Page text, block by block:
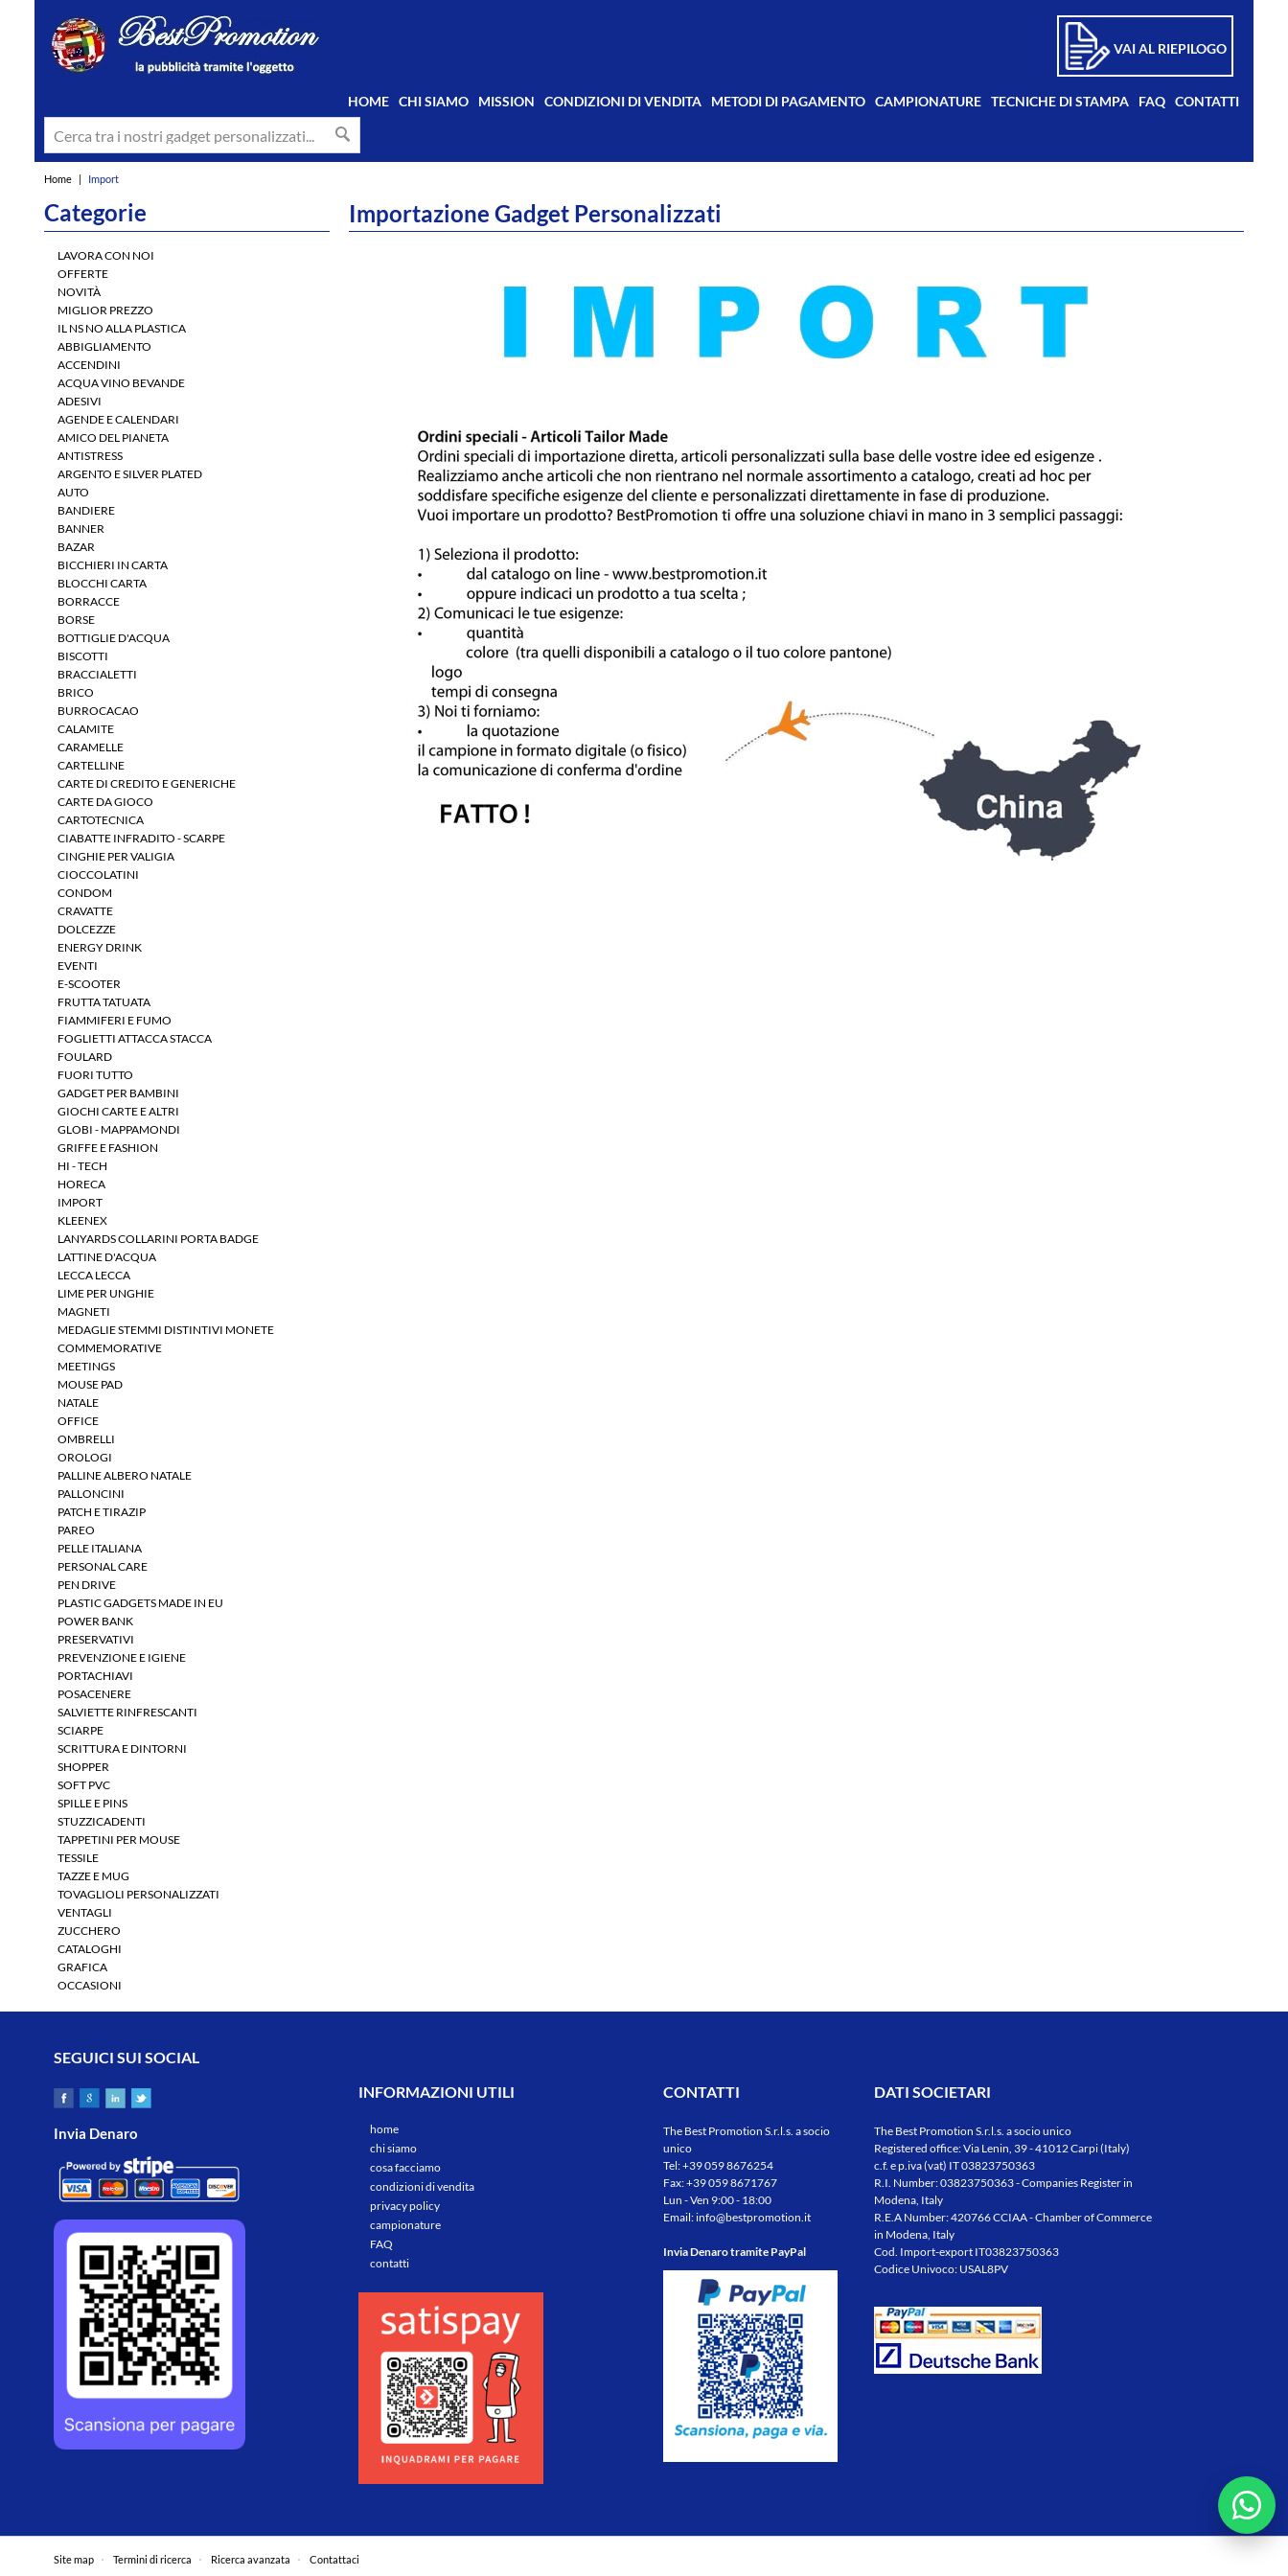
VAI AL RIEPILOGO
HOME CHI SIAMO MISSION CONDIZIONI DI VENDITA METODI DI PAGAMENTO CAMPIONATURE TECNICHE DI STAMPA FAQ CONTATTI
Home | Import
Importazione Gadget Personalizzati
Categorie
LAVORA CON NOI
OFFERTE
NOVITÀ
MIGLIOR PREZZO
IL NS NO ALLA PLASTICA
ABBIGLIAMENTO
ACCENDINI
ACQUA VINO BEVANDE
ADESIVI
AGENDE E CALENDARI
AMICO DEL PIANETA
ANTISTRESS
ARGENTO E SILVER PLATED
AUTO
BANDIERE
BANNER
BAZAR
BICCHIERI IN CARTA
BLOCCHI CARTA
BORRACCE
BORSE
BOTTIGLIE D'ACQUA
BISCOTTI
BRACCIALETTI
BRICO
BURROCACAO
CALAMITE
CARAMELLE
CARTELLINE
CARTE DI CREDITO E GENERICHE
CARTE DA GIOCO
CARTOTECNICA
CIABATTE INFRADITO - SCARPE
CINGHIE PER VALIGIA
CIOCCOLATINI
CONDOM
CRAVATTE
DOLCEZZE
ENERGY DRINK
EVENTI
E-SCOOTER
FRUTTA TATUATA
FIAMMIFERI E FUMO
FOGLIETTI ATTACCA STACCA
FOULARD
FUORI TUTTO
GADGET PER BAMBINI
GIOCHI CARTE E ALTRI
GLOBI - MAPPAMONDI
GRIFFE E FASHION
HI - TECH
HORECA
IMPORT
KLEENEX
LANYARDS COLLARINI PORTA BADGE
LATTINE D'ACQUA
LECCA LECCA
LIME PER UNGHIE
MAGNETI
MEDAGLIE STEMMI DISTINTIVI MONETE
COMMEMORATIVE
MEETINGS
MOUSE PAD
NATALE
OFFICE
OMBRELLI
OROLOGI
PALLINE ALBERO NATALE
PALLONCINI
PATCH E TIRAZIP
PAREO
PELLE ITALIANA
PERSONAL CARE
PEN DRIVE
PLASTIC GADGETS MADE IN EU
POWER BANK
PRESERVATIVI
PREVENZIONE E IGIENE
PORTACHIAVI
POSACENERE
SALVIETTE RINFRESCANTI
SCIARPE
SCRITTURA E DINTORNI
SHOPPER
SOFT PVC
SPILLE E PINS
STUZZICADENTI
TAPPETINI PER MOUSE
TESSILE
TAZZE E MUG
TOVAGLIOLI PERSONALIZZATI
VENTAGLI
ZUCCHERO
CATALOGHI
GRAFICA
OCCASIONI
SEGUICI SUI SOCIAL
Invia Denaro
INFORMAZIONI UTILI
home
chi siamo
cosa facciamo
condizioni di vendita
privacy policy
campionature
FAQ
contatti
CONTATTI
The Best Promotion S.r.l.s. a socio
unico
Tel:+39 059 8676254
Fax: +39 059 8671767
Lun - Ven 9:00 - 18:00
Email:info@bestpromotion.it
Invia Denaro tramite PayPal
DATI SOCIETARI
The Best Promotion S.r.l.s. a socio unico
Registered office: Via Lenin, 39 - 41012 Carpi (Italy)
c.f. e p.iva (vat) IT 03823750363
R.I. Number: 03823750363 - Companies Register in
Modena, Italy
R.E.A Number: 420766 CCIAA - Chamber of Commerce
in Modena, Italy
Cod. Import-export IT03823750363
Codice Univoco: USAL8PV
Site map Termini di ricerca Ricerca avanzata Contattaci